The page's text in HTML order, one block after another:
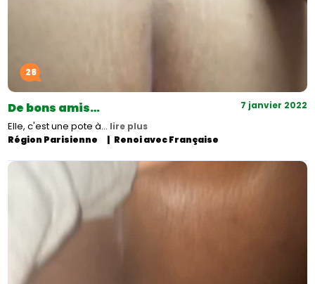
28
De bons amis… 7 janvier 2022
Elle, c'est une pote à… lire plus
Région Parisienne
Renoi avec Française